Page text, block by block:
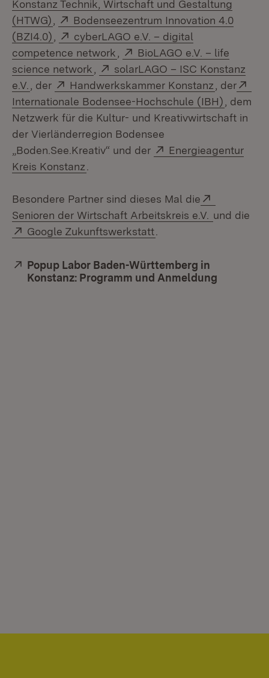
Konstanz Technik, Wirtschaft und Gestaltung
(HTWG) (Öffnet in neuem Fenster)
Extern:
Bodenseezentrum Innovation 4.0
(BZI4.0) (Öffnet in neuem Fenster)
Extern:
cyberLAGO e.V. – digital
competence network (Öffnet in neuem Fenster)
Extern:
BioLAGO e.V. – life
science network (Öffnet in neuem Fenster)
Extern:
solarLAGO – ISC Konstanz
e.V.
(Öffnet in neuem Fenster)
, der Extern:
Handwerkskammer Konstanz (Öffnet in
, der
Internationale Bodensee-Hochschule (IBH) (Öffnet
, dem
Netzwerk für die Kultur- und Kreativwirtschaft in
der Vierländerregion Bodensee
„Boden.See.Kreativ“ und der
Extern:
Energieagentur
Kreis Konstanz
Besondere Partner sind dieses Mal die
Senioren der Wirtschaft Arbeitskreis e.V. (Öffnet in
und die
Extern:
Google Zukunftswerkstatt
Extern:
Popup Labor Baden-Württemberg in
Konstanz: Programm und Anmeldung